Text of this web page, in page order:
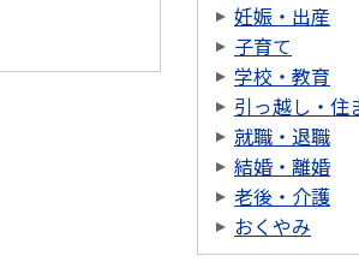
妊娠・出産
子育て
学校・教育
引っ越し・住
就職・退職
結婚・離婚
老後・介護
おくやみ